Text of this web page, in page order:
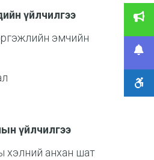
үйлчилгээ
эмчийн
үйлчилгээ
хэлний анхан шат